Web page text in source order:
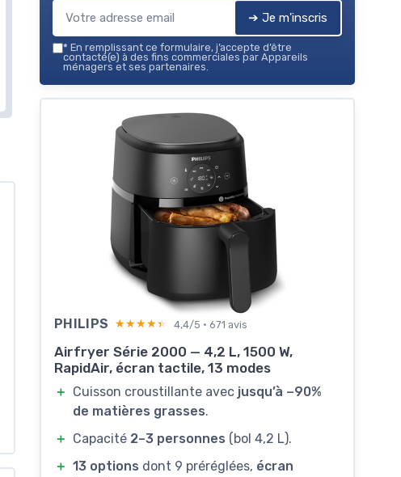
➔ Je m'inscris
* En remplissant ce formulaire, j’accepte d’être
contacté(e) à des fins commerciales par Appareils
ménagers et ses partenaires.
PHILIPS ★★★★★
★★★★★ 4,4/5 · 671 avis
Airfryer Série 2000 — 4,2 L, 1500 W,
RapidAir, écran tactile, 13 modes
＋ Cuisson croustillante avec jusqu’à −90%
de matières grasses.
＋ Capacité 2–3 personnes (bol 4,2 L).
＋ 13 options dont 9 préréglées, écran